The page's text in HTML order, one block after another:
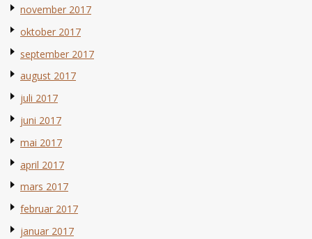
november 2017
oktober 2017
september 2017
august 2017
juli 2017
juni 2017
mai 2017
april 2017
mars 2017
februar 2017
januar 2017